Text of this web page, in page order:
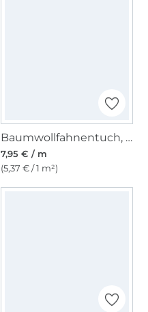
Baumwollfahnentuch, grau
7,95 € / m
(5,37 € / 1 m²)